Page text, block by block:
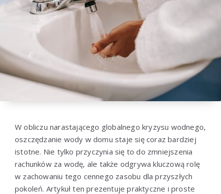
W obliczu narastającego globalnego kryzysu wodnego,
oszczędzanie wody w domu staje się coraz bardziej
istotne. Nie tylko przyczynia się to do zmniejszenia
rachunków za wodę, ale także odgrywa kluczową rolę
w zachowaniu tego cennego zasobu dla przyszłych
pokoleń. Artykuł ten prezentuje praktyczne i proste